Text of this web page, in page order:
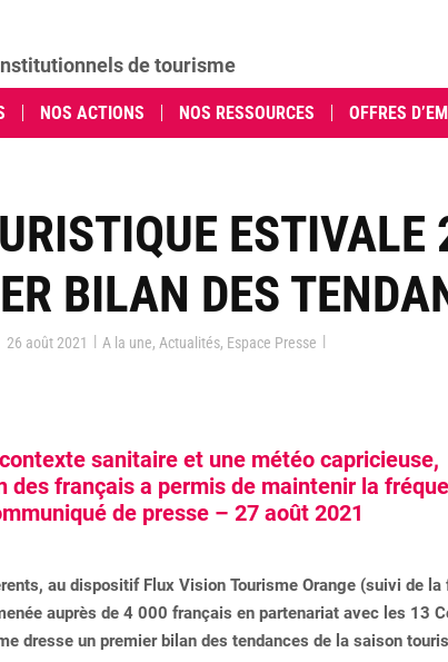
de tourisme
NOS ACTIONS NOS RESSOURCES OFFRES
BILAN DES
26 août 2021 | A la une, Actualités, Espace Presse |
sanitaire et une météo capricieuse,
des français a permis de maintenir la
de presse – 27 août 2021
au dispositif Flux Vision Tourisme Orange (suivi de
auprès de 4 000 français en partenariat avec les 13
dresse un premier bilan des tendances de la saison